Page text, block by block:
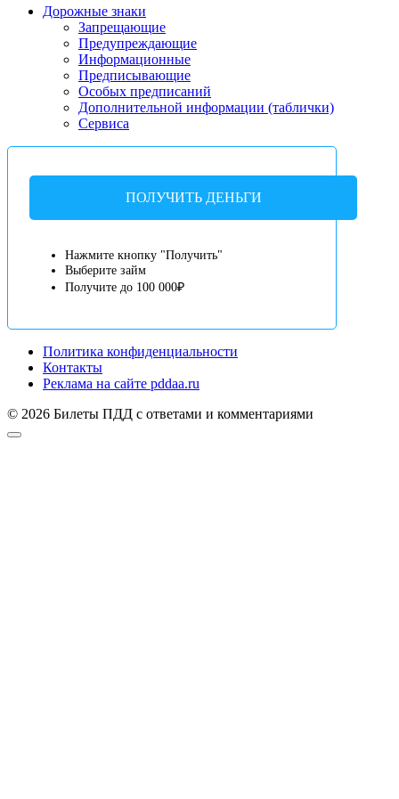
Дорожные знаки
Запрещающие
Предупреждающие
Информационные
Предписывающие
Особых предписаний
Дополнительной информации (таблички)
Сервиса
ПОЛУЧИТЬ ДЕНЬГИ
Нажмите кнопку "Получить"
Выберите займ
Получите до 100 000₽
Политика конфиденциальности
Контакты
Реклама на сайте pddaa.ru
© 2026 Билеты ПДД с ответами и комментариями